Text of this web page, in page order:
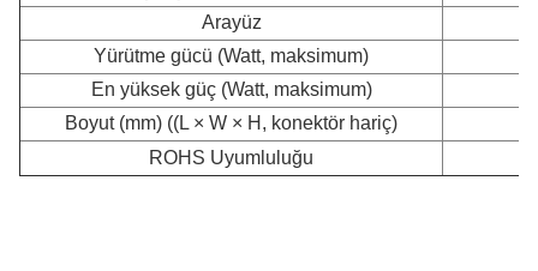
Arayüz
Yürütme gücü (Watt, maksimum)
En yüksek güç (Watt, maksimum)
Boyut (mm) ((L × W × H, konektör hariç)
ROHS Uyumluluğu